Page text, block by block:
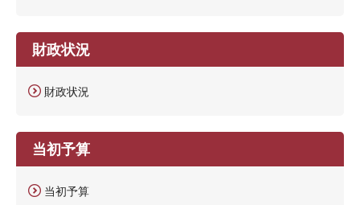
財政状況
財政状況
当初予算
当初予算